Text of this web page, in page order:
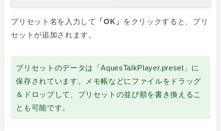
プリセット名を入力して 「OK」
をクリックすると、プリ
セットが追加されます。
プリセットのデータは「AquesTalkPlayer.preset」に
保存されています。メモ帳などにファイルをドラッグ
＆ドロップして、プリセットの並び順を書き換えるこ
とも可能です。